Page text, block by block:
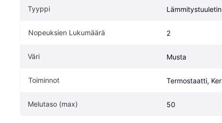
Tyyppi Lämmitystuuletin
Nopeuksien Lukumäärä 2
Väri Musta
Toiminnot Termostaatti,
Melutaso (max) 50